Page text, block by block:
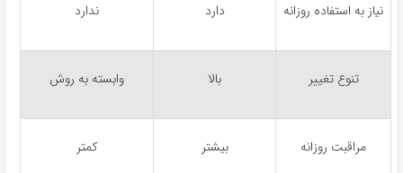
نیاز به استفاده روزانه دارد ندارد
تنوع تغییر بالا وابسته به روش
مراقبت روزانه بیشتر کمتر